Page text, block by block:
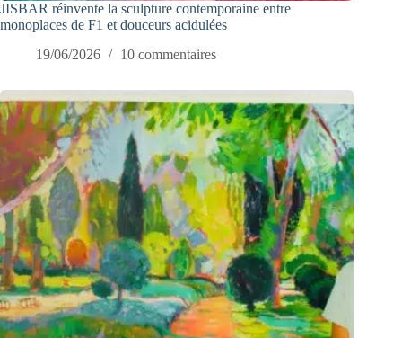
JISBAR réinvente la sculpture contemporaine entre
monoplaces de F1 et douceurs acidulées
19/06/2026
10 commentaires